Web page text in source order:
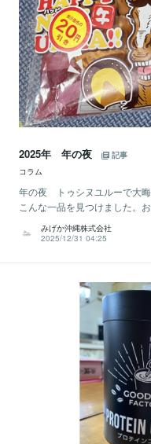
2025年 年の夜
記事
コラム
年の夜 トゥシヌユルーで大
こんな一品を見つけました。
みげか沖縄株式会社
2025/12/31 04:25